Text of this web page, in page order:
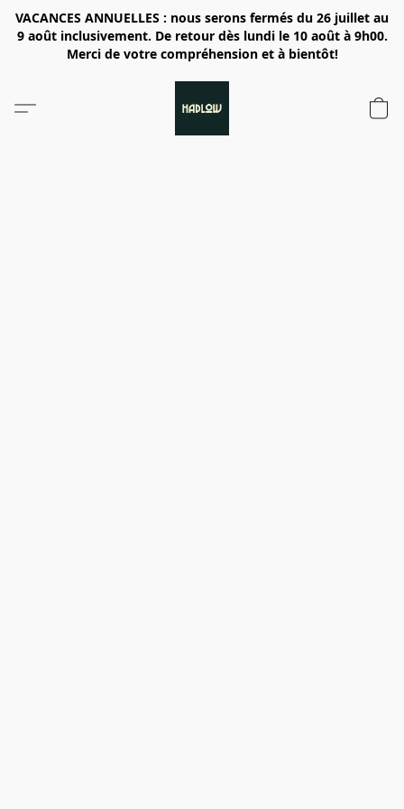
VACANCES ANNUELLES : nous serons fermés du 26 juillet au
9 août inclusivement. De retour dès lundi le 10 août à 9h00.
Merci de votre compréhension et à bientôt!